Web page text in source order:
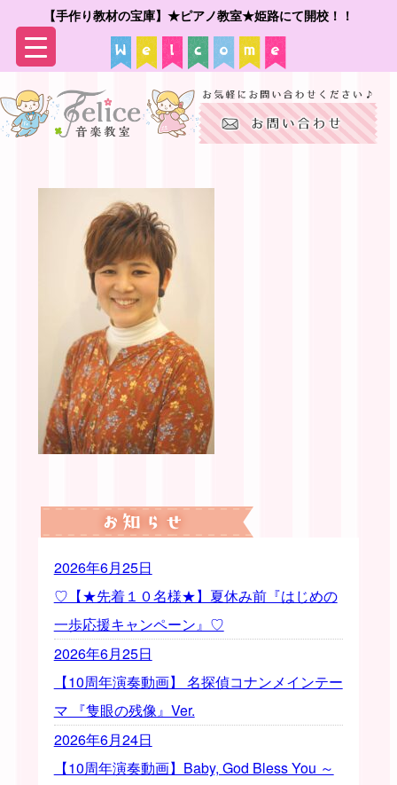
【手作り教材の宝庫】★ピアノ教室★姫路にて開校！！
2026年6月25日
♡【★先着１０名様★】夏休み前『はじめの
一歩応援キャンペーン』♡
2026年6月25日
【10周年演奏動画】 名探偵コナンメインテー
マ 『隻眼の残像』Ver.
2026年6月24日
【10周年演奏動画】Baby, God Bless You ～
▼
▼